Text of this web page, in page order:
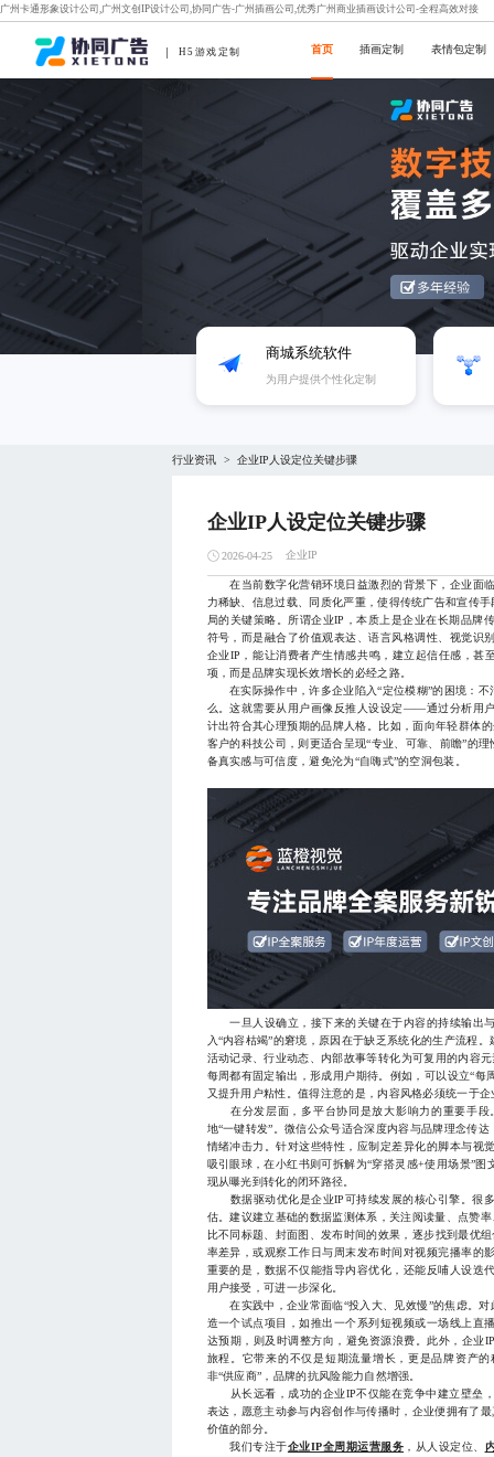
广州卡通形象设计公司,广州文创IP设计公司,协同广告-广州插画公司,优秀广州商业插画设计公司-全程高效对接
H5游戏定制 首页 插画定制 表情包定制
商城系统软件
为用户提供个性化定制
行业资讯 > 企业IP人设定位关键步骤
企业IP人设定位关键步骤
2026-04-25 企业IP
在当前数字化营销环境日益激烈的背景下，企业面
力稀缺、信息过载、同质化严重，使得传统广告和宣传
局的关键策略。所谓企业IP，本质上是企业在长期品牌
符号，而是融合了价值观表达、语言风格调性、视觉识
企业IP，能让消费者产生情感共鸣，建立起信任感，甚
项，而是品牌实现长效增长的必经之路。
在实际操作中，许多企业陷入“定位模糊”的困境：不
么。这就需要从用户画像反推人设设定——通过分析用
计出符合其心理预期的品牌人格。比如，面向年轻群体
客户的科技公司，则更适合呈现“专业、可靠、前瞻”的
备真实感与可信度，避免沦为“自嗨式”的空洞包装。
一旦人设确立，接下来的关键在于内容的持续输出
入“内容枯竭”的窘境，原因在于缺乏系统化的生产流程
活动记录、行业动态、内部故事等转化为可复用的内容
每周都有固定输出，形成用户期待。例如，可以设立“每
又提升用户粘性。值得注意的是，内容风格必须统一于
在分发层面，多平台协同是放大影响力的重要手段
地“一键转发”。微信公众号适合深度内容与品牌理念传
情绪冲击力。针对这些特性，应制定差异化的脚本与视
吸引眼球，在小红书则可拆解为“穿搭灵感+使用场景”
现从曝光到转化的闭环路径。
数据驱动优化是企业IP可持续发展的核心引擎。很
估。建议建立基础的数据监测体系，关注阅读量、点赞
比不同标题、封面图、发布时间的效果，逐步找到最优
率差异，或观察工作日与周末发布时间对视频完播率的
重要的是，数据不仅能指导内容优化，还能反哺人设
用户接受，可进一步深化。
在实践中，企业常面临“投入大、见效慢”的焦虑。对
造一个试点项目，如推出一个系列短视频或一场线上直
达预期，则及时调整方向，避免资源浪费。此外，企业
旅程。它带来的不仅是短期流量增长，更是品牌资产
非“供应商”，品牌的抗风险能力自然增强。
从长远看，成功的企业IP不仅能在竞争中建立壁垒
表达，愿意主动参与内容创作与传播时，企业便拥有了
价值的部分。
我们专注于企业IP全周期运营服务 ，从人设定位、